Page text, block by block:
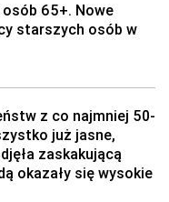
65+. Nowe
starszych osób w
z co najmniej 50-
już jasne,
zaskakującą
okazały się wysokie